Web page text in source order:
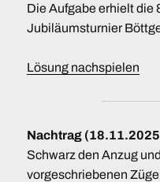
Die Aufgabe erhielt die
Jubiläumsturnier
Lösung nachspielen
Nachtrag
Schwarz den Anzug
vorgeschriebenen